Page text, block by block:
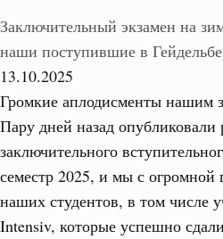
Заключительный экзамен на
наши поступившие в
13.10.2025
Громкие аплодисменты нашим
Пару дней назад опубликовали
заключительного
семестр 2025, и мы с огромной
наших студентов, в том числе
Intensiv, которые успешно